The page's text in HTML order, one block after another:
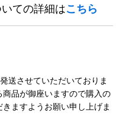
ての詳細はこちら
送させていただいておりま
品が御座いますので購入の
ますようお願い申し上げま